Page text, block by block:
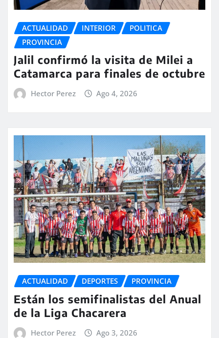
ACTUALIDAD INTERIOR
POLITICA
PROVINCIA
Jalil confirmó la visita de Milei a
Catamarca para finales de octubre
Hector Perez Ago 4, 2026
ACTUALIDAD DEPORTES PROVINCIA
Están los semifinalistas del Anual
de la Liga Chacarera
Hector Perez Ago 3, 2026